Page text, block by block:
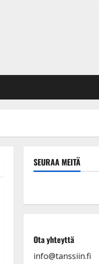
SEURAA MEITÄ
Ota yhteyttä
info@tanssiin.fi